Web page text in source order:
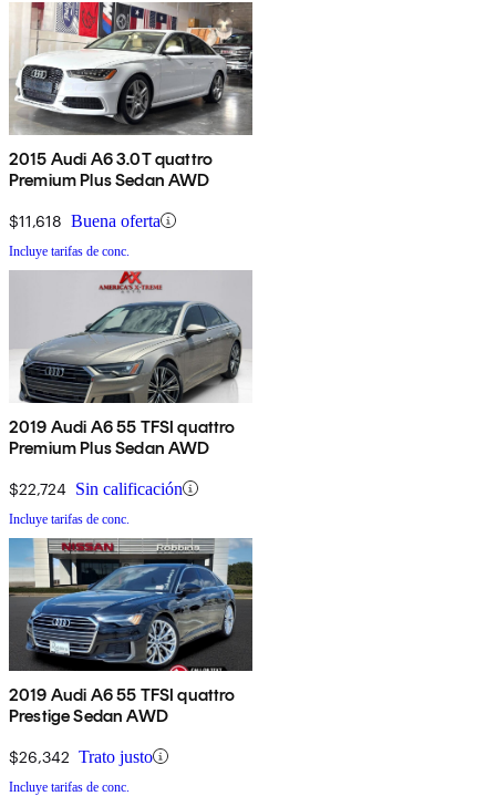
2015 Audi A6 3.0T quattro
Premium Plus Sedan AWD
$11,618 Buena oferta
Incluye tarifas de conc.
2019 Audi A6 55 TFSI quattro
Premium Plus Sedan AWD
$22,724 Sin calificación
Incluye tarifas de conc.
2019 Audi A6 55 TFSI quattro
Prestige Sedan AWD
$26,342 Trato justo
Incluye tarifas de conc.